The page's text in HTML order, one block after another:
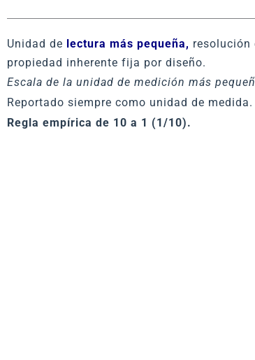
Unidad de lectura más pequeña, resolución
propiedad inherente fija por diseño.
Escala de la unidad de medición más
Reportado siempre como unidad de medida.
Regla empírica de 10 a 1 (1/10).